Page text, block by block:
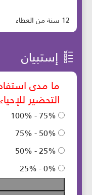
12 سنة من العطاء
إستبيان